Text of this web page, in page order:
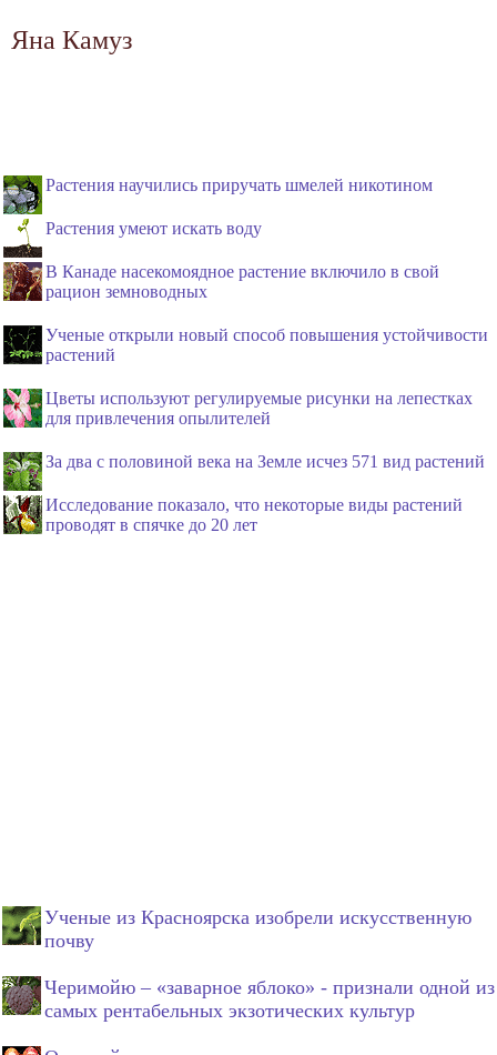
Яна Камуз
Растения научились приручать шмелей никотином
Растения умеют искать воду
В Канаде насекомоядное растение включило в свой
рацион земноводных
Ученые открыли новый способ повышения устойчивости
растений
Цветы используют регулируемые рисунки на лепестках
для привлечения опылителей
За два с половиной века на Земле исчез 571 вид растений
Исследование показало, что некоторые виды растений
проводят в спячке до 20 лет
Ученые из Красноярска изобрели искусственную
почву
Черимойю – «заварное яблоко» - признали одной из
самых рентабельных экзотических культур